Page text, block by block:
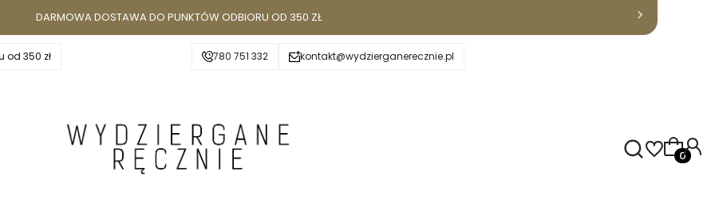
DARMOWA DOSTAWA DO PUNKTÓW ODBIORU OD 350 ZŁ
od 350 zł
780 751 332 kontakt@wydzierganerecznie.pl